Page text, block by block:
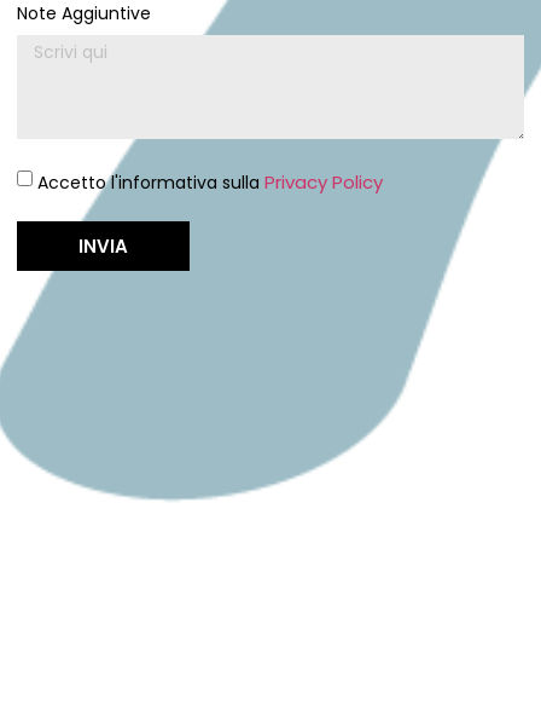
Note Aggiuntive
Accetto l'informativa sulla Privacy Policy
INVIA